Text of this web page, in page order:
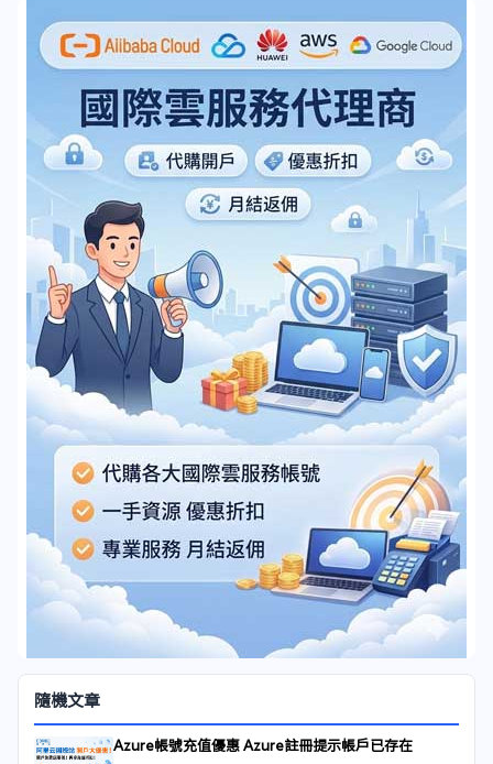
隨機文章
Azure帳號充值優惠 Azure註冊提示帳戶已存在